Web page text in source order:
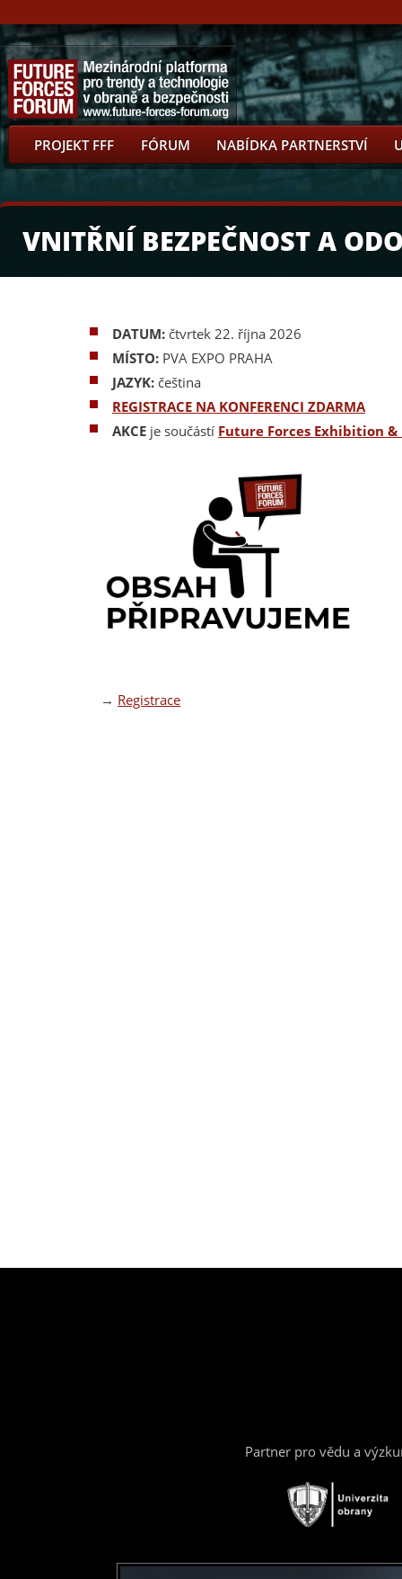
PROJEKT FFF FÓRUM NABÍDKA PARTNERSTVÍ
VNITŘNÍ BEZPEČNOST A
DATUM: čtvrtek 22. října 2026
MÍSTO: PVA EXPO PRAHA
JAZYK: čeština
REGISTRACE NA KONFERENCI ZDARMA
AKCE je součástí Future Forces Exhibition &
→ Registrace
Partner pro vědu a